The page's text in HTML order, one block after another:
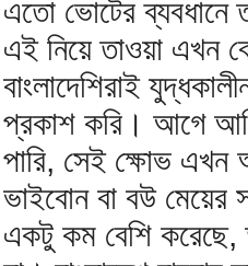
এতো ভোটের ব্যবধানে
এই নিয়ে তাওয়া এখন
বাংলাদেশিরাই
প্রকাশ করি। আগে
পারি, সেই ক্ষোভ এখন
ভাইবোন বা বউ মেয়ের
একটু কম বেশি করেছে,